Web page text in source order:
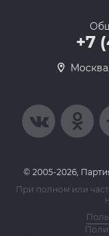
+7
© 2005-2026,
При полном или